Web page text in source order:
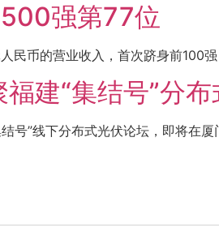
强第77位
民币的营业收入，首次跻身前100
建“集结号”分
号”线下分布式光伏论坛，即将在